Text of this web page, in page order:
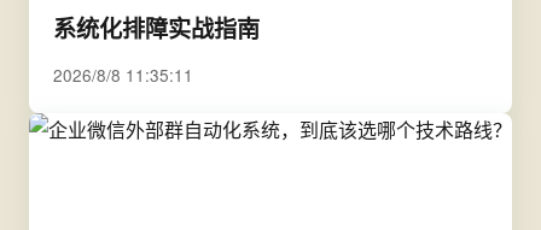
系统化排障实战指南
2026/8/8 11:35:11